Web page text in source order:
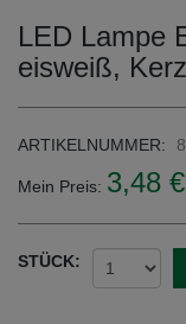
LED Lampe
eisweiß,
ARTIKELNUMMER:
Mein Preis: 3,48 €
STÜCK: